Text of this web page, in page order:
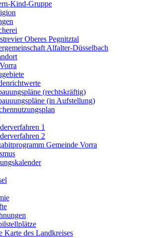
Kind-Gruppe
Oberes Pegnitztal
Alfalter-Düsselbach
(rechtskräftig)
(in Aufstellung)
1
2
Gemeinde Vorra
Karte des Landkreises